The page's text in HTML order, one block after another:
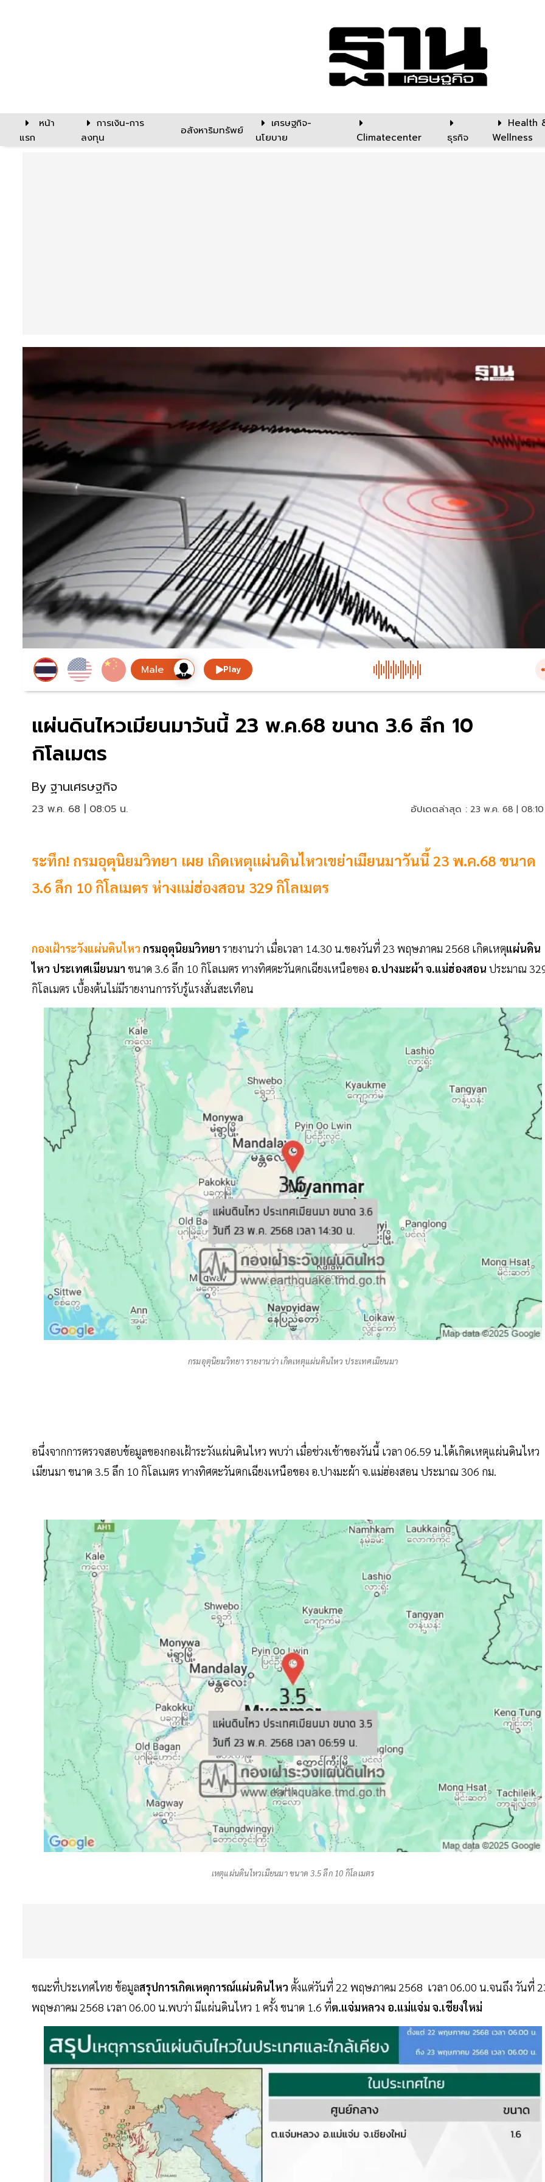
หน้า
แรก
การเงิน-การ
ลงทุน
อสังหาริมทรัพย์
เศรษฐกิจ-
นโยบาย
Climatecenter ธุรกิจ
Health
Wellness
Play
แผ่นดินไหวเมียนมาวันนี้ 23 พ.ค.68 ขนาด 3.6 ลึก 10
กิโลเมตร
By ฐานเศรษฐกิจ
23 พ.ค. 68 | 08:05 น. อัปเดตล่าสุด : 23 พ.ค. 68 |
ระทึก! กรมอุตุนิยมวิทยา เผย เกิดเหตุแผ่นดินไหวเขย่าเมียนมาวันนี้ 23 พ.ค.68 ขนาด
3.6 ลึก 10 กิโลเมตร ห่างแม่ฮ่องสอน 329 กิโลเมตร
กองเฝ้าระวังแผ่นดินไหว กรมอุตุนิยมวิทยา รายงานว่า เมื่อเวลา 14.30 น.ของวันที่ 23 พฤษภาคม 2568 เกิดเหตุแผ่นดิน
ไหว ประเทศเมียนมา ขนาด 3.6 ลึก 10 กิโลเมตร ทางทิศตะวันตกเฉียงเหนือของ อ.ปางมะผ้า จ.แม่ฮ่องสอน ประมาณ
กิโลเมตร เบื้องต้นไม่มีรายงานการรับรู้แรงสั่นสะเทือน
กรมอุตุนิยมวิทยา รายงานว่า เกิดเหตุแผ่นดินไหว ประเทศเมียนมา
อนึ่งจากการตรวจสอบข้อมูลของกองเฝ้าระวังแผ่นดินไหว พบว่า เมื่อช่วงเช้าของวันนี้ เวลา 06.59 น.ได้เกิดเหตุแผ่นดินไหว
เมียนมา ขนาด 3.5 ลึก 10 กิโลเมตร ทางทิศตะวันตกเฉียงเหนือของ อ.ปางมะผ้า จ.แม่ฮ่องสอน ประมาณ 306 กม.
เหตุแผ่นดินไหวเมียนมา ขนาด 3.5 ลึก 10 กิโลเมตร
ขณะที่ประเทศไทย ข้อมูลสรุปการเกิดเหตุการณ์แผ่นดินไหว ตั้งแต่วันที่ 22 พฤษภาคม 2568 เวลา 06.00 น.จนถึง วันที่
พฤษภาคม 2568 เวลา 06.00 น.พบว่า มีแผ่นดินไหว 1 ครั้ง ขนาด 1.6 ที่ต.แจ่มหลวง อ.แม่แจ่ม จ.เชียงใหม่